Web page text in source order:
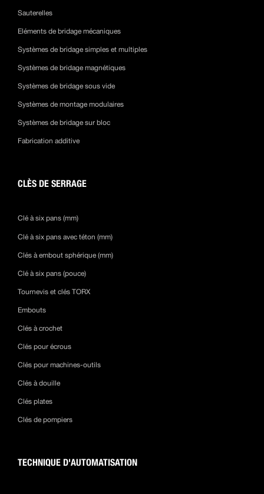
Sauterelles
Eléments de bridage mécaniques
Systèmes de bridage simples et multiples
Systèmes de bridage magnétiques
Systèmes de bridage sous vide
Systèmes de montage modulaires
Systèmes de bridage sur bloc
Fabrication additive
CLÈS DE SERRAGE
Clé à six pans (mm)
Clé à six pans avec téton (mm)
Clés à embout sphérique (mm)
Clé à six pans (pouce)
Tournevis et clés TORX
Embouts
Clés à crochet
Clés pour écrous
Clés pour machines-outils
Clés à douille
Clés plates
Clés de pompiers
TECHNIQUE D'AUTOMATISATION